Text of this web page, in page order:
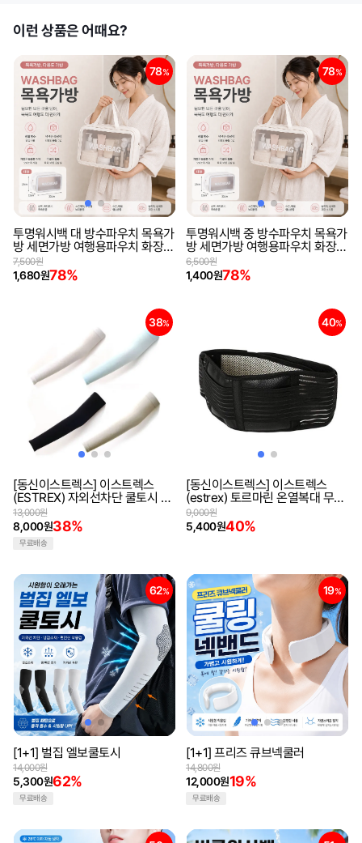
이런 상품은 어때요?
78%
투명워시백 대 방수파우치 목욕가
방 세면가방 여행용파우치 화장품
케이스 파우치
1,680원78%
7,500원
78%
투명워시백 중 방수파우치 목욕가
방 세면가방 여행용파우치 화장품
케이스 파우치
1,400원78%
6,500원
38%
[동신이스트렉스] 이스트렉스
(ESTREX) 자외선차단 쿨토시 팔
토시 무봉제 자외선차단 기능성
10세트
8,000원38%
13,000원
무료배송
40%
[동신이스트렉스] 이스트렉스
(estrex) 토르마린 온열복대 무릎
보호대 찜질 벨크로형식 허리복대
5,400원40%
9,000원
62%
[1+1] 벌집 엘보쿨토시
5,300원62%
14,000원
무료배송
19%
[1+1] 프리즈 큐브넥쿨러
12,000원19%
14,800원
무료배송